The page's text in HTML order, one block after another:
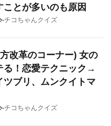
ことが多いのも原因
-チコちゃんクイズ
改革のコーナー) 女の
る！恋愛テクニック→
ツブリ、ムンクイトマ
-チコちゃんクイズ